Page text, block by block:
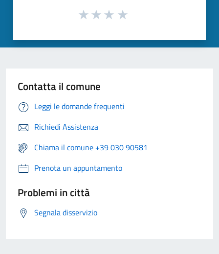
Contatta il comune
Leggi le domande frequenti
Richiedi Assistenza
Chiama il comune +39 030 90581
Prenota un appuntamento
Problemi in città
Segnala disservizio